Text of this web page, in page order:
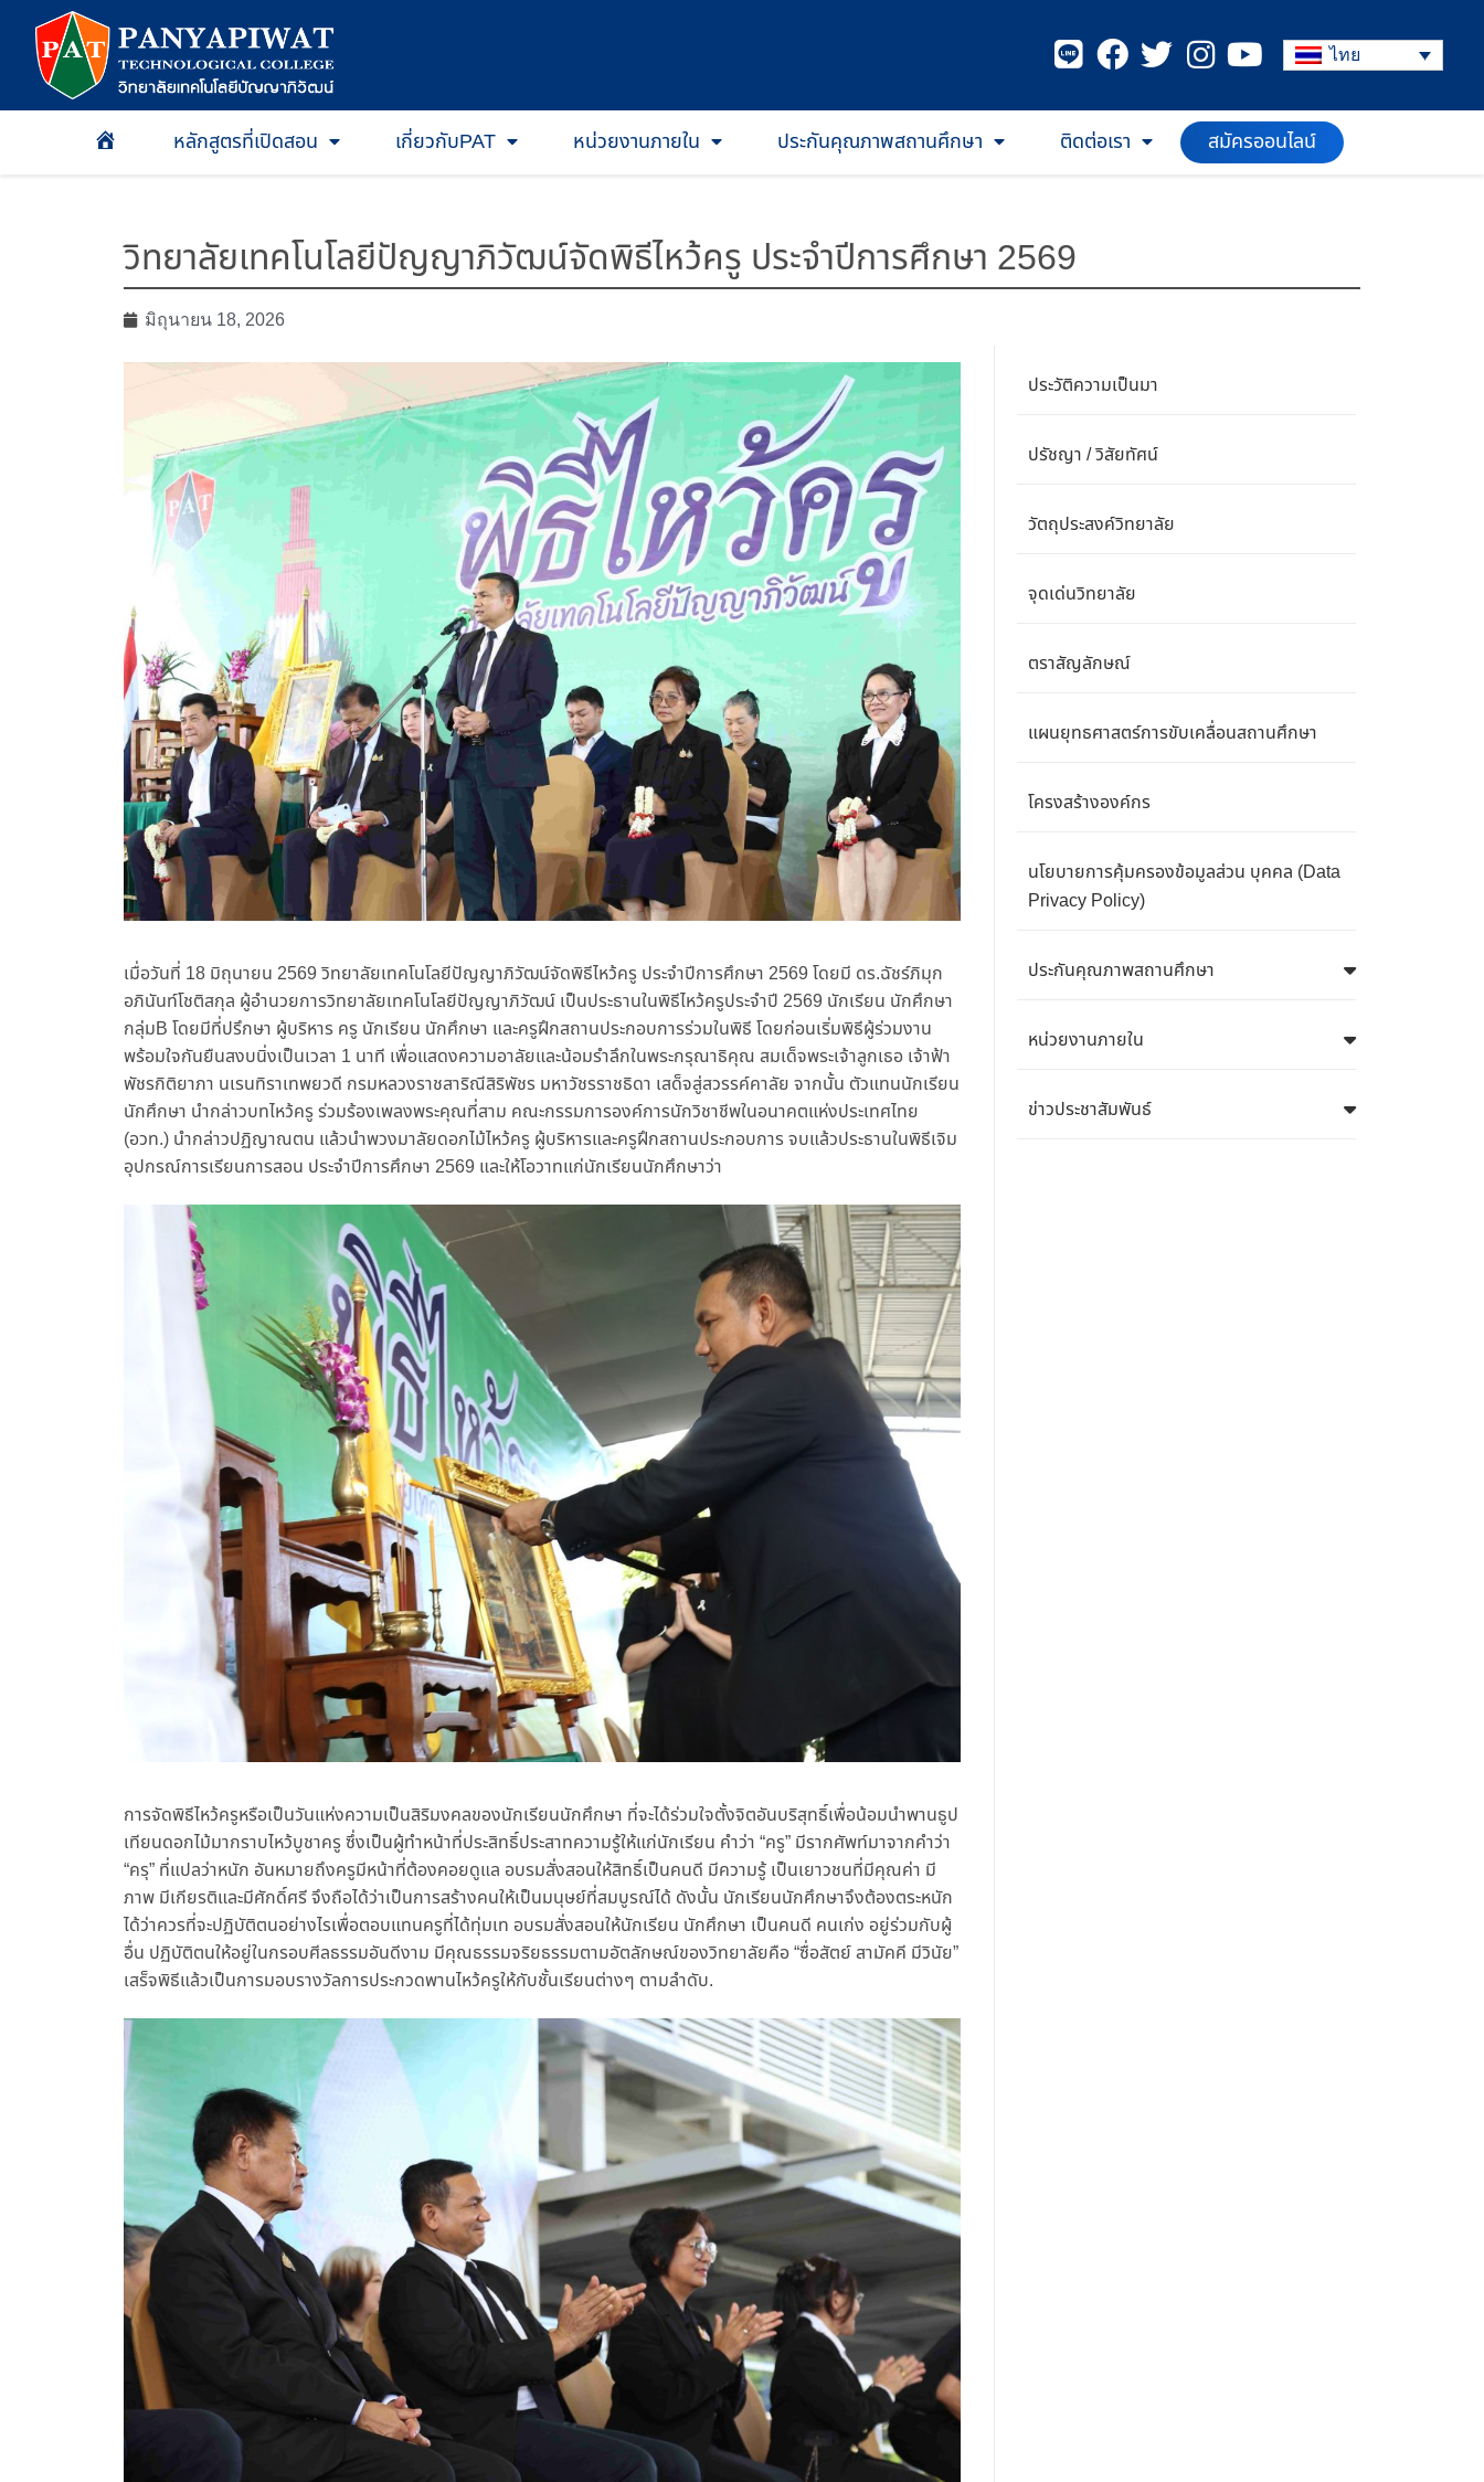
ไทย
หน้าเเรก
หลักสูตรที่เปิดสอน เกี่ยวกับPAT หน่วยงานภายใน ประกันคุณภาพสถานศึกษา ติดต่อเรา สมัครออนไลน์
วิทยาลัยเทคโนโลยีปัญญาภิวัฒน์จัดพิธีไหว้ครู ประจำปีการศึกษา 2569
มิถุนายน 18, 2026
เมื่อวันที่ 18 มิถุนายน 2569 วิทยาลัยเทคโนโลยีปัญญาภิวัฒน์จัดพิธีไหว้ครู ประจำปีการศึกษา 2569 โดยมี ดร.ฉัชร์ภิมุก
อภินันท์โชติสกุล ผู้อำนวยการวิทยาลัยเทคโนโลยีปัญญาภิวัฒน์ เป็นประธานในพิธีไหว้ครูประจำปี 2569 นักเรียน นักศึกษา
กลุ่มB โดยมีที่ปรึกษา ผู้บริหาร ครู นักเรียน นักศึกษา และครูฝึกสถานประกอบการร่วมในพิธี โดยก่อนเริ่มพิธีผู้ร่วมงาน
พร้อมใจกันยืนสงบนิ่งเป็นเวลา 1 นาที เพื่อแสดงความอาลัยและน้อมรำลึกในพระกรุณาธิคุณ สมเด็จพระเจ้าลูกเธอ เจ้าฟ้า
พัชรกิติยาภา นเรนทิราเทพยวดี กรมหลวงราชสาริณีสิริพัชร มหาวัชรราชธิดา เสด็จสู่สวรรค์คาลัย จากนั้น ตัวแทนนักเรียน
นักศึกษา นำกล่าวบทไหว้ครู ร่วมร้องเพลงพระคุณที่สาม คณะกรรมการองค์การนักวิชาชีพในอนาคตแห่งประเทศไทย
(อวท.) นำกล่าวปฏิญาณตน แล้วนำพวงมาลัยดอกไม้ไหว้ครู ผู้บริหารและครูฝึกสถานประกอบการ จบแล้วประธานในพิธีเจิม
อุปกรณ์การเรียนการสอน ประจำปีการศึกษา 2569 และให้โอวาทแก่นักเรียนนักศึกษาว่า
การจัดพิธีไหว้ครูหรือเป็นวันแห่งความเป็นสิริมงคลของนักเรียนนักศึกษา ที่จะได้ร่วมใจตั้งจิตอันบริสุทธิ์เพื่อน้อมนำพานธูป
เทียนดอกไม้มากราบไหว้บูชาครู ซึ่งเป็นผู้ทำหน้าที่ประสิทธิ์ประสาทความรู้ให้แก่นักเรียน คำว่า “ครู” มีรากศัพท์มาจากคำว่า
“ครุ” ที่แปลว่าหนัก อันหมายถึงครูมีหน้าที่ต้องคอยดูแล อบรมสั่งสอนให้สิทธิ์เป็นคนดี มีความรู้ เป็นเยาวชนที่มีคุณค่า มี
ภาพ มีเกียรติและมีศักดิ์ศรี จึงถือได้ว่าเป็นการสร้างคนให้เป็นมนุษย์ที่สมบูรณ์ได้ ดังนั้น นักเรียนนักศึกษาจึงต้องตระหนัก
ได้ว่าควรที่จะปฏิบัติตนอย่างไรเพื่อตอบแทนครูที่ได้ทุ่มเท อบรมสั่งสอนให้นักเรียน นักศึกษา เป็นคนดี คนเก่ง อยู่ร่วมกับผู้
อื่น ปฏิบัติตนให้อยู่ในกรอบศีลธรรมอันดีงาม มีคุณธรรมจริยธรรมตามอัตลักษณ์ของวิทยาลัยคือ “ซื่อสัตย์ สามัคคี มีวินัย”
เสร็จพิธีแล้วเป็นการมอบรางวัลการประกวดพานไหว้ครูให้กับชั้นเรียนต่างๆ ตามลำดับ.
ประวัติความเป็นมา
ปรัชญา / วิสัยทัศน์
วัตถุประสงค์วิทยาลัย
จุดเด่นวิทยาลัย
ตราสัญลักษณ์
แผนยุทธศาสตร์การขับเคลื่อนสถานศึกษา
โครงสร้างองค์กร
นโยบายการคุ้มครองข้อมูลส่วน บุคคล (Data
Privacy Policy)
ประกันคุณภาพสถานศึกษา
หน่วยงานภายใน
ข่าวประชาสัมพันธ์